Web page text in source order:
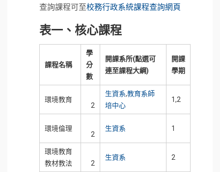
查詢課程可至校務行政系統課程查詢網頁
表一、核心課程
課程名稱
學
分
數
開課系所(點選可
連至課程大綱)
開課
學期
環境教育
2
生資系,教育系師
培中心
1,2
環境倫理
2
生資系 1
環境教育
教材教法
2
生資系 2